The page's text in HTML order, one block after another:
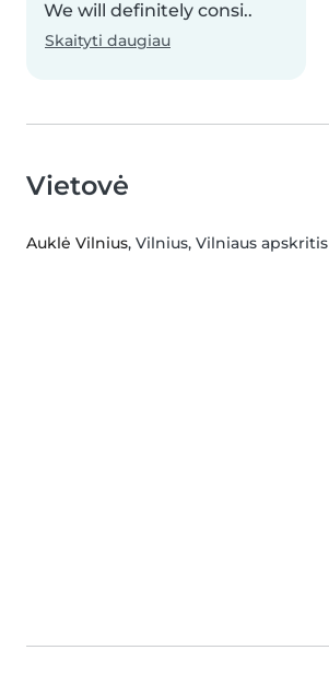
We will definitely consi..
Skaityti daugiau
Vietovė
Auklė Vilnius, Vilnius, Vilniaus apskritis